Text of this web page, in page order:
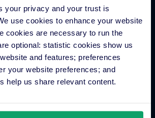
your privacy and your trust is
use cookies to enhance your website
cookies are necessary to run the
optional: statistic cookies show us
and features; preferences
your website preferences; and
help us share relevant content.
concurrentielle pour hôtels
Métamoteurs hôteliers
des paiements hôteliers
Engagement client
Groupes hôteliers
de distribution globale (GDS)